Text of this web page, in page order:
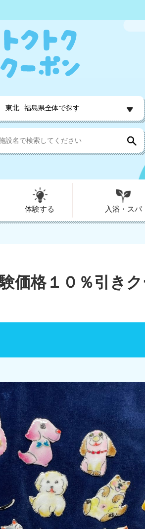
東北 福島県全体で探す
体験する 入浴・スパ
価格１０％引き